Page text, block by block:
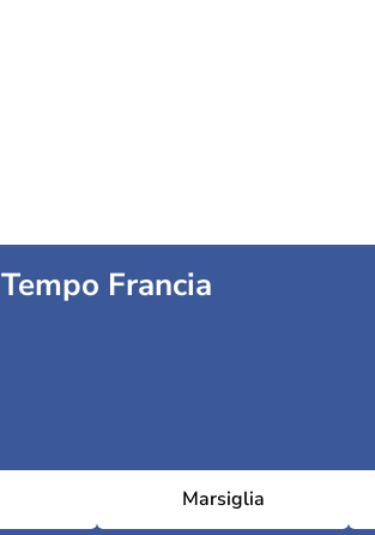
Tempo Francia
Marsiglia